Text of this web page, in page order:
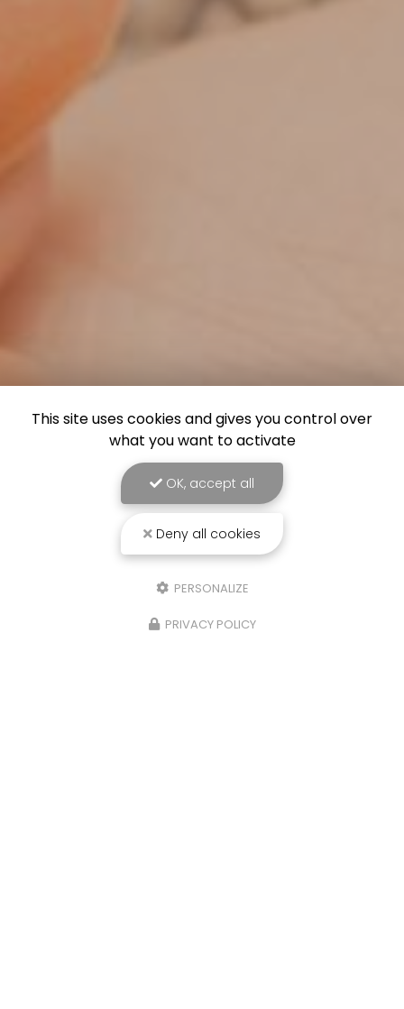
This site uses cookies and gives you control over
what you want to activate
OK, accept all
Deny all cookies
PERSONALIZE
PRIVACY POLICY